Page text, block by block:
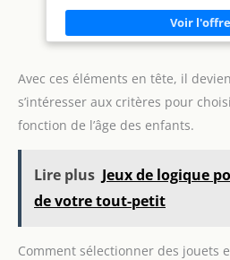
avec vous d'incroyables aventures
PLASTIQUE RECYCLÉ - Chase et
sont fabriqués à partir d'au moins
Recréez chez vous les
CRÉATIVITÉ ET IMAGINATION -
libre cours à leur imagination et
missions de sauvetage palpitantes
COLLECTIONNEZ-LES TOUS -
Patrouille ; jouet enfant facile à
Patrouille
Avec ces éléments en tête, il
s’intéresser aux critères pour
fonction de l’âge des enfants.
Lire plus Jeux de logique
de votre tout-petit
Comment sélectionner des jouets